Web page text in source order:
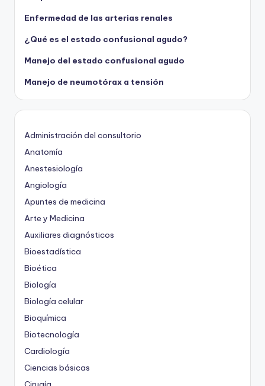
Enfermedad de las arterias renales
¿Qué es el estado confusional agudo?
Manejo del estado confusional agudo
Manejo de neumotórax a tensión
Administración del consultorio
Anatomía
Anestesiología
Angiología
Apuntes de medicina
Arte y Medicina
Auxiliares diagnósticos
Bioestadística
Bioética
Biología
Biología celular
Bioquímica
Biotecnología
Cardiología
Ciencias básicas